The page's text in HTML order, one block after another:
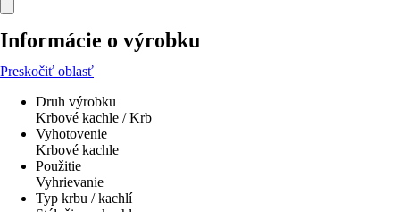
Informácie o výrobku
Preskočiť oblasť
Druh výrobku
Krbové kachle / Krb
Vyhotovenie
Krbové kachle
Použitie
Vyhrievanie
Typ krbu / kachlí